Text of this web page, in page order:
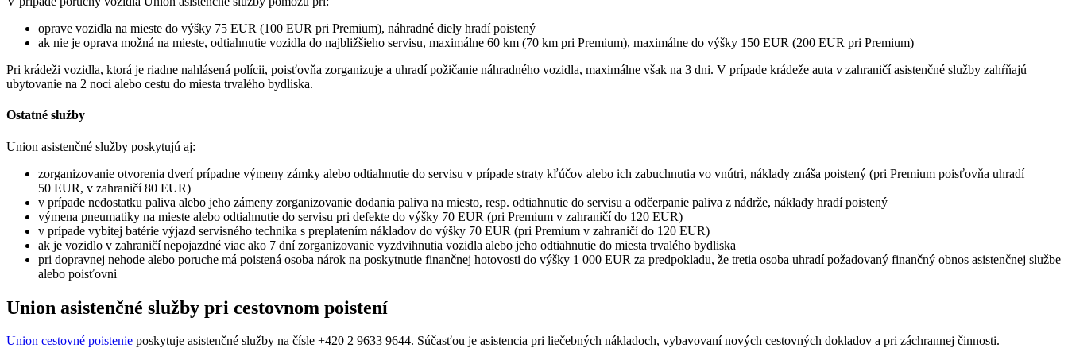
oprave vozidla na mieste do výšky 75 EUR (100 EUR pri Premium), náhradné diely hradí poistený
ak nie je oprava možná na mieste, odtiahnutie vozidla do najbližšieho servisu, maximálne 60 km (70 km pri Premium), maximálne do výšky 150 EUR (200 EUR pri Premium)
Pri krádeži vozidla, ktorá je riadne nahlásená polícii, poisťovňa zorganizuje a uhradí požičanie náhradného vozidla, maximálne však na 3 dni. V prípade krádeže auta v zahraničí asistenčné služby zahŕňajú
ubytovanie na 2 noci alebo cestu do miesta trvalého bydliska.
Ostatné služby
Union asistenčné služby poskytujú aj:
zorganizovanie otvorenia dverí prípadne výmeny zámky alebo odtiahnutie do servisu v prípade straty kľúčov alebo ich zabuchnutia vo vnútri, náklady znáša poistený (pri Premium poisťovňa uhradí
50 EUR, v zahraničí 80 EUR)
v prípade nedostatku paliva alebo jeho zámeny zorganizovanie dodania paliva na miesto, resp. odtiahnutie do servisu a odčerpanie paliva z nádrže, náklady hradí poistený
výmena pneumatiky na mieste alebo odtiahnutie do servisu pri defekte do výšky 70 EUR (pri Premium v zahraničí do 120 EUR)
v prípade vybitej batérie výjazd servisného technika s preplatením nákladov do výšky 70 EUR (pri Premium v zahraničí do 120 EUR)
ak je vozidlo v zahraničí nepojazdné viac ako 7 dní zorganizovanie vyzdvihnutia vozidla alebo jeho odtiahnutie do miesta trvalého bydliska
pri dopravnej nehode alebo poruche má poistená osoba nárok na poskytnutie finančnej hotovosti do výšky 1 000 EUR za predpokladu, že tretia osoba uhradí požadovaný finančný obnos asistenčnej službe
alebo poisťovni
Union asistenčné služby pri cestovnom poistení
Union cestovné poistenie poskytuje asistenčné služby na čísle +420 2 9633 9644. Súčasťou je asistencia pri liečebných nákladoch, vybavovaní nových cestovných dokladov a pri záchrannej činnosti.